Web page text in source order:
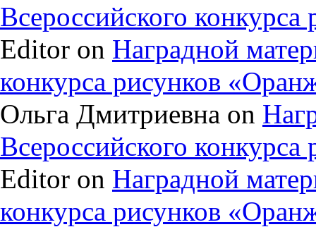
Всероссийского
Editor on Наградной
конкурса рисунков
Ольга Дмитриевна on
Всероссийского
Editor on Наградной
конкурса рисунков